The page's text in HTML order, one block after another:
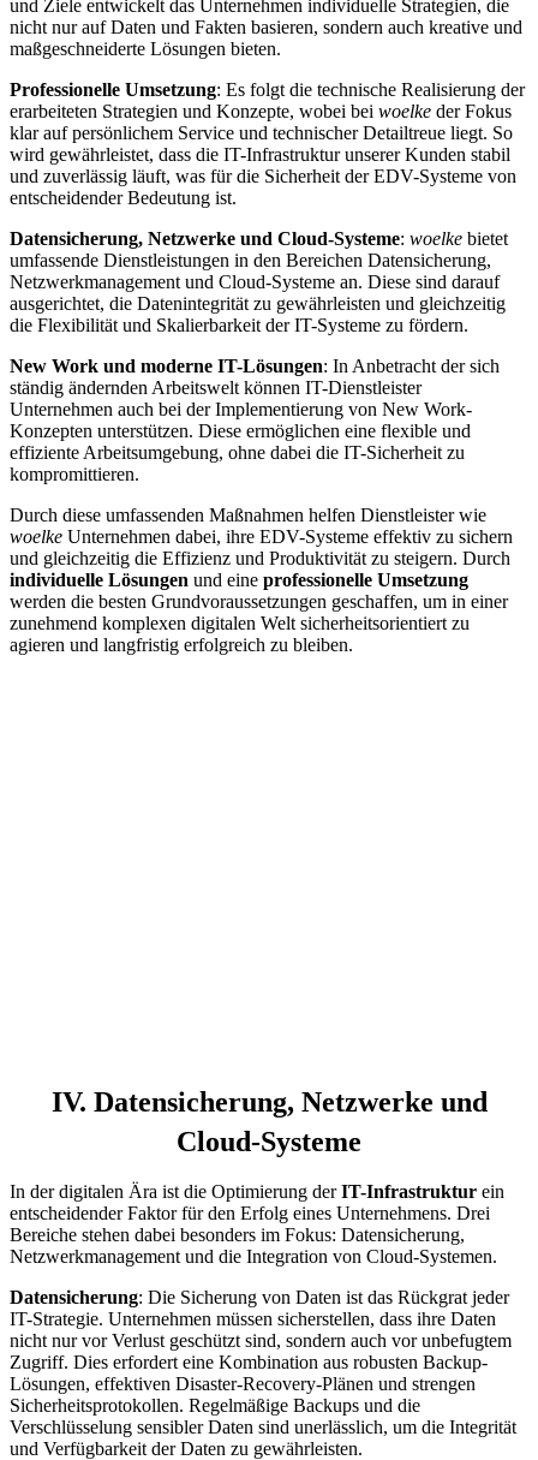
und Ziele entwickelt das Unternehmen individuelle Strategien, die
nicht nur auf Daten und Fakten basieren, sondern auch kreative und
maßgeschneiderte Lösungen bieten.
Professionelle Umsetzung: Es folgt die technische Realisierung der
erarbeiteten Strategien und Konzepte, wobei bei woelke der Fokus
klar auf persönlichem Service und technischer Detailtreue liegt. So
wird gewährleistet, dass die IT-Infrastruktur unserer Kunden stabil
und zuverlässig läuft, was für die Sicherheit der EDV-Systeme von
entscheidender Bedeutung ist.
Datensicherung, Netzwerke und Cloud-Systeme: woelke bietet
umfassende Dienstleistungen in den Bereichen Datensicherung,
Netzwerkmanagement und Cloud-Systeme an. Diese sind darauf
ausgerichtet, die Datenintegrität zu gewährleisten und gleichzeitig
die Flexibilität und Skalierbarkeit der IT-Systeme zu fördern.
New Work und moderne IT-Lösungen: In Anbetracht der sich
ständig ändernden Arbeitswelt können IT-Dienstleister
Unternehmen auch bei der Implementierung von New Work-
Konzepten unterstützen. Diese ermöglichen eine flexible und
effiziente Arbeitsumgebung, ohne dabei die IT-Sicherheit zu
kompromittieren.
Durch diese umfassenden Maßnahmen helfen Dienstleister wie
woelke Unternehmen dabei, ihre EDV-Systeme effektiv zu sichern
und gleichzeitig die Effizienz und Produktivität zu steigern. Durch
individuelle Lösungen und eine professionelle Umsetzung
werden die besten Grundvoraussetzungen geschaffen, um in einer
zunehmend komplexen digitalen Welt sicherheitsorientiert zu
agieren und langfristig erfolgreich zu bleiben.
IV. Datensicherung, Netzwerke und
Cloud-Systeme
In der digitalen Ära ist die Optimierung derIT-Infrastruktur ein
entscheidender Faktor für den Erfolg eines Unternehmens. Drei
Bereiche stehen dabei besonders im Fokus: Datensicherung,
Netzwerkmanagement und die Integration von Cloud-Systemen.
Datensicherung: Die Sicherung von Daten ist das Rückgrat jeder
IT-Strategie. Unternehmen müssen sicherstellen, dass ihre Daten
nicht nur vor Verlust geschützt sind, sondern auch vor unbefugtem
Zugriff. Dies erfordert eine Kombination aus robusten Backup-
Lösungen, effektiven Disaster-Recovery-Plänen und strengen
Sicherheitsprotokollen. Regelmäßige Backups und die
Verschlüsselung sensibler Daten sind unerlässlich, um die Integrität
und Verfügbarkeit der Daten zu gewährleisten.